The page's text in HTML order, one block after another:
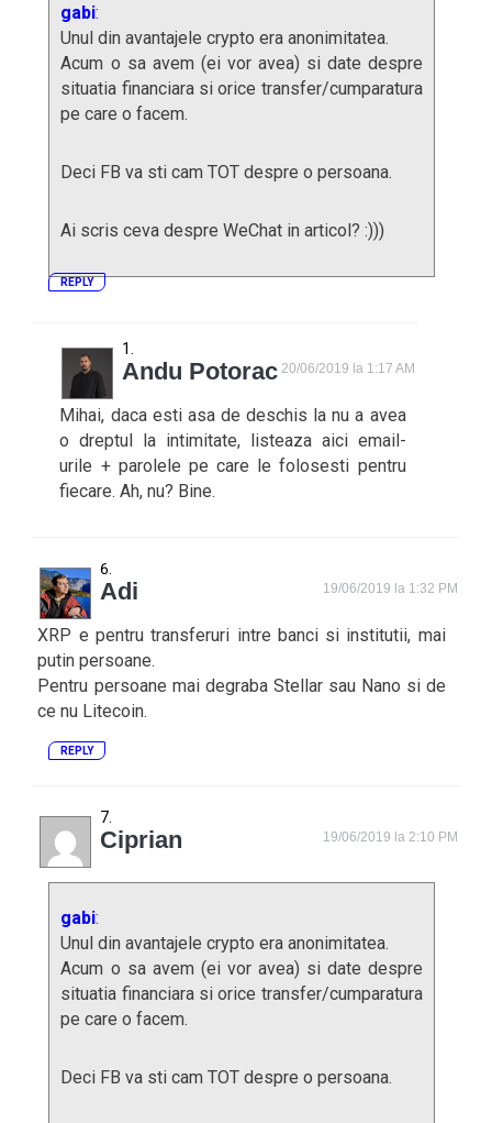
gabi:
Unul din avantajele crypto era anonimitatea.
Acum o sa avem (ei vor avea) si date despre
situatia financiara si orice transfer/cumparatura
pe care o facem.
Deci FB va sti cam TOT despre o persoana.
Ai scris ceva despre WeChat in articol? :)))
REPLY
Andu Potorac 20/06/2019 la 1:17 AM
Mihai, daca esti asa de deschis la nu a avea
o dreptul la intimitate, listeaza aici email-
urile + parolele pe care le folosesti pentru
fiecare. Ah, nu? Bine.
Adi 19/06/2019 la 1:32 PM
XRP e pentru transferuri intre banci si institutii, mai
putin persoane.
Pentru persoane mai degraba Stellar sau Nano si de
ce nu Litecoin.
REPLY
Ciprian 19/06/2019 la 2:10 PM
gabi:
Unul din avantajele crypto era anonimitatea.
Acum o sa avem (ei vor avea) si date despre
situatia financiara si orice transfer/cumparatura
pe care o facem.
Deci FB va sti cam TOT despre o persoana.